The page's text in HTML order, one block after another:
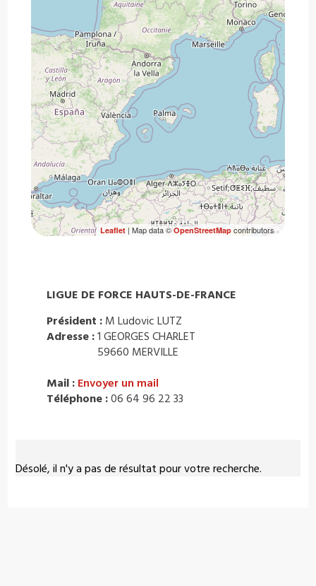
Désolé, il n'y a pas de résultat pour votre recherche.
Leaflet| Map data ©OpenStreetMapcontributors
LIGUE DE FORCE HAUTS-DE-FRANCE
Président : M Ludovic LUTZ
Adresse :1 GEORGES CHARLET
59660 MERVILLE
Mail : Envoyer un mail
Téléphone :06 64 96 22 33